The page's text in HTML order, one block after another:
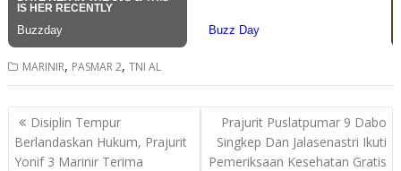
MARINIR, PASMAR 2,TNI AL
Post
navigation
Disiplin Tempur
Berlandaskan Hukum, Prajurit
Yonif 3 Marinir Terima
Prajurit Puslatpumar 9 Dabo
Singkep Dan Jalasenastri Ikuti
Pemeriksaan Kesehatan Gratis